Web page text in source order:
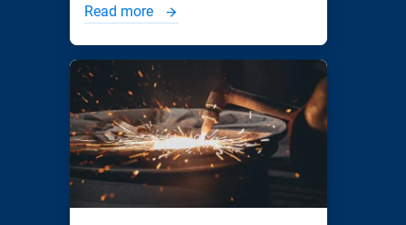
Read more